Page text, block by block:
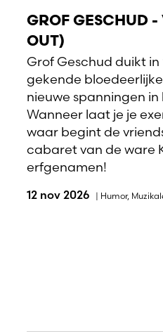
GROF GESCHUD -
OUT)
Grof Geschud duikt in
gekende
nieuwe spanningen in
Wanneer laat je je
waar begint de
cabaret van de ware
erfgenamen!
12 nov 2026 | Humor,